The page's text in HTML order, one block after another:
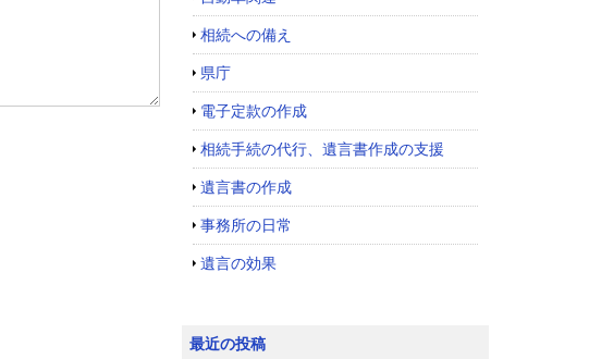
相続への備え
県庁
電子定款の作成
相続手続の代行、遺言書作成の支援
遺言書の作成
事務所の日常
遺言の効果
最近の投稿